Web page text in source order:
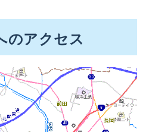
のアクセス